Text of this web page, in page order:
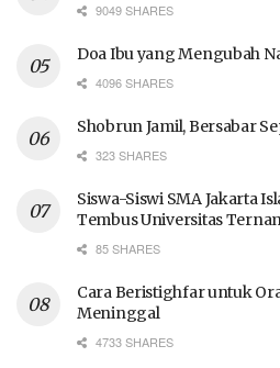
9049 SHARES
Doa Ibu yang Mengubah
4096 SHARES
Shobrun Jamil, Bersabar
323 SHARES
Siswa-Siswi SMA Jakarta
Tembus Universitas
85 SHARES
Cara Beristighfar untuk
Meninggal
4733 SHARES